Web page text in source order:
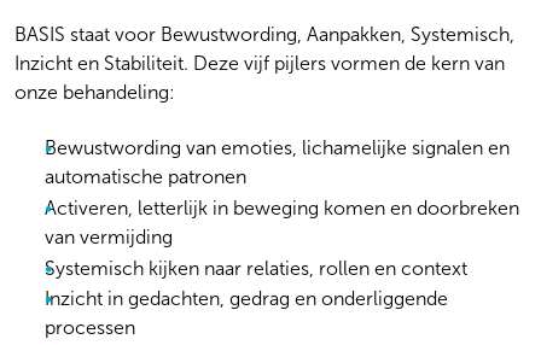
BASIS staat voor Bewustwording, Aanpakken, Systemisch,
Inzicht en Stabiliteit. Deze vijf pijlers vormen de kern van
onze behandeling:
Bewustwording van emoties, lichamelijke signalen en
automatische patronen
Activeren, letterlijk in beweging komen en doorbreken
van vermijding
Systemisch kijken naar relaties, rollen en context
Inzicht in gedachten, gedrag en onderliggende
processen